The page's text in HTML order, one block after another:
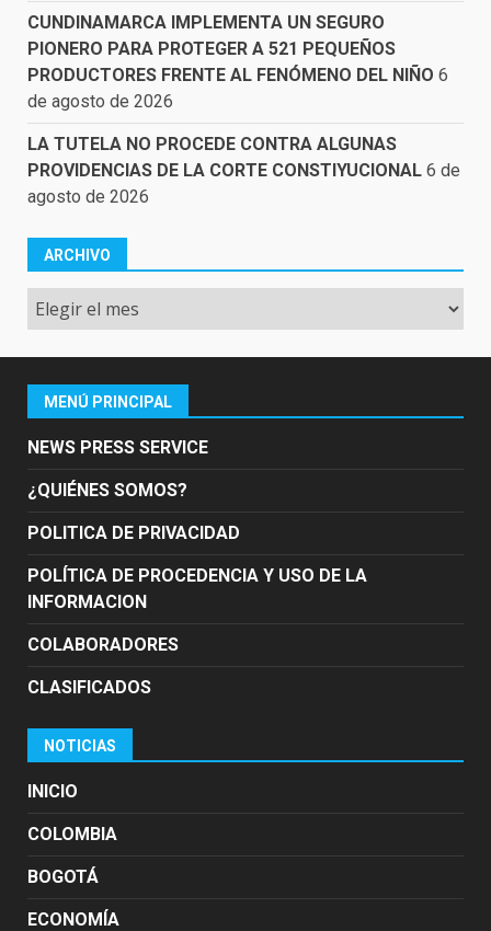
CUNDINAMARCA IMPLEMENTA UN SEGURO
PIONERO PARA PROTEGER A 521 PEQUEÑOS
PRODUCTORES FRENTE AL FENÓMENO DEL NIÑO 6
de agosto de 2026
LA TUTELA NO PROCEDE CONTRA ALGUNAS
PROVIDENCIAS DE LA CORTE CONSTIYUCIONAL 6 de
agosto de 2026
ARCHIVO
Archivo
MENÚ PRINCIPAL
NEWS PRESS SERVICE
¿QUIÉNES SOMOS?
POLITICA DE PRIVACIDAD
POLÍTICA DE PROCEDENCIA Y USO DE LA
INFORMACION
COLABORADORES
CLASIFICADOS
NOTICIAS
INICIO
COLOMBIA
BOGOTÁ
ECONOMÍA